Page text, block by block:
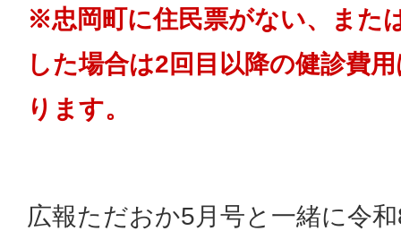
※忠岡町に住民票がない、また
した場合は2回目以降の健診費
ります。
広報ただおか5月号と一緒に令